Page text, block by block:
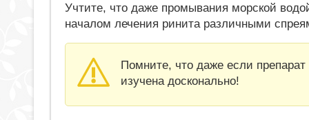
Учтите, что даже промывания морской
началом лечения ринита различными
Помните, что даже если
изучена досконально!